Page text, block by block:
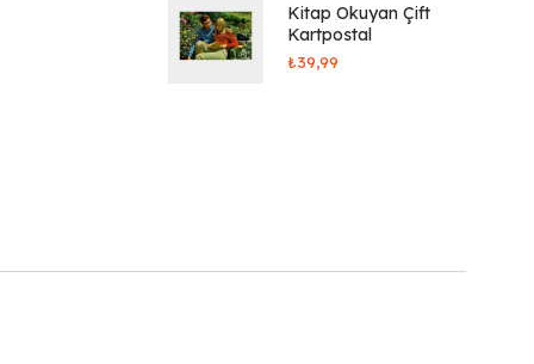
Kitap Okuyan Çift
Kartpostal
₺39,99